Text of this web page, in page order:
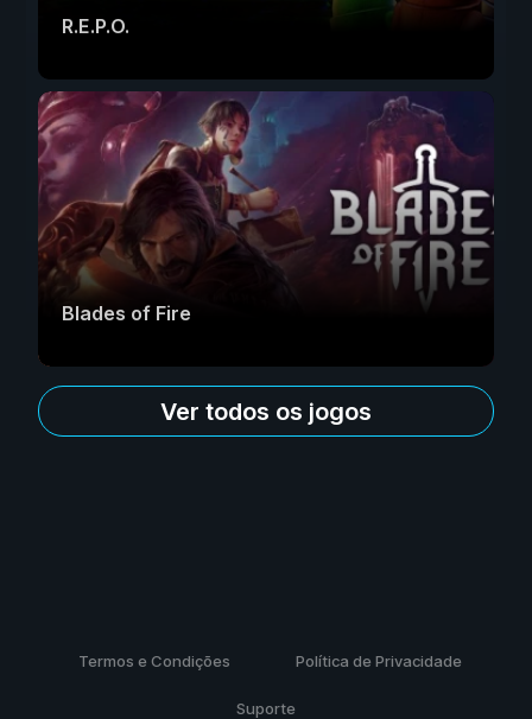
R.E.P.O.
Blades of Fire
Ver todos os jogos
Termos e Condições Política de Privacidade
Suporte